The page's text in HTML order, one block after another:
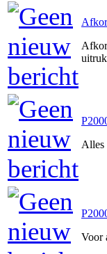
Alles
Voor